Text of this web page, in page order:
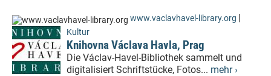
www.vaclavhavel-library.org |
Kultur
Knihovna Václava Havla, Prag
Die Václav-Havel-Bibliothek sammelt und
digitalisiert Schriftstücke, Fotos... mehr ›